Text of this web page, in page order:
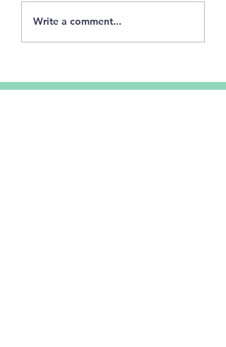
Ons gesels oor die
Write a comment...